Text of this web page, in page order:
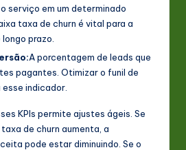
serviço em um determinado
taxa de churn é vital para a
prazo.
A porcentagem de leads que
pagantes. Otimizar o funil de
indicador.
KPIs permite ajustes ágeis. Se
de churn aumenta, a
pode estar diminuindo. Se o